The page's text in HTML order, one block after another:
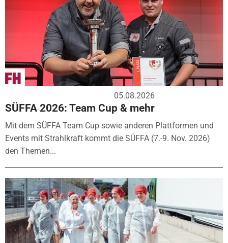
05.08.2026
SÜFFA 2026: Team Cup & mehr
Mit dem SÜFFA Team Cup sowie anderen Plattformen und
Events mit Strahlkraft kommt die SÜFFA (7.-9. Nov. 2026)
den Themen...